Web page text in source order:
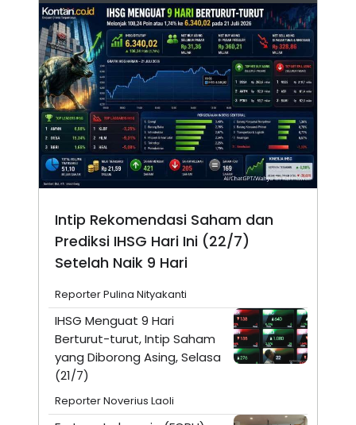
Intip Rekomendasi Saham dan
Prediksi IHSG Hari Ini (22/7)
Setelah Naik 9 Hari
Reporter Pulina Nityakanti
IHSG Menguat 9 Hari
Berturut-turut, Intip Saham
yang Diborong Asing, Selasa
(21/7)
Reporter Noverius Laoli